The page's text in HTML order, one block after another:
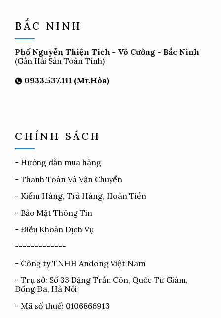
BẮC NINH
Phố Nguyễn Thiện Tích - Võ Cường - Bắc Ninh
(Gần Hải Sản Toàn Tình)
0933.537.111 (Mr.Hòa)
CHÍNH SÁCH
- Hướng dẫn mua hàng
- Thanh Toán Và Vận Chuyển
- Kiểm Hàng, Trả Hàng, Hoàn Tiền
- Bảo Mật Thông Tin
- Điều Khoản Dịch Vụ
-------------
- Công ty TNHH Andong Việt Nam
- Trụ sở: Số 33 Đặng Trần Côn, Quốc Tử Giám,
Đống Đa, Hà Nội
- Mã số thuế: 0106866913